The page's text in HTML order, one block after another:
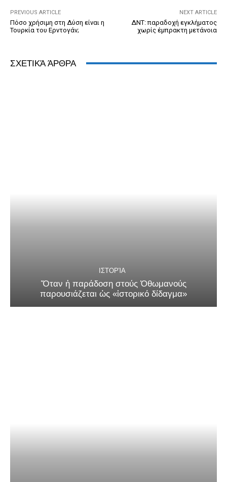
k
PREVIOUS ARTICLE
Πόσο χρήσιμη στη Δύση είναι η
Τουρκία του Ερντογάν;
NEXT ARTICLE
ΔΝΤ: παραδοχή εγκλήματος
χωρίς έμπρακτη μετάνοια
ΣΧΕΤΙΚΆ ΆΡΘΡΑ
ΙΣΤΟΡΊΑ
Ὅταν ἡ παράδοση στούς Ὀθωμανούς
παρουσιάζεται ὡς «ἱστορικό δίδαγμα»